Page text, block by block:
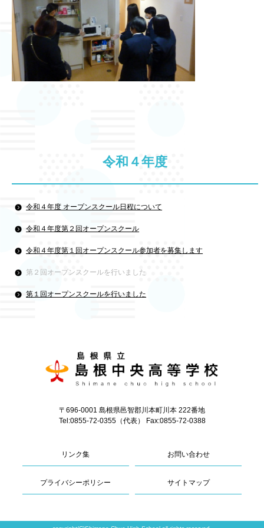
令和４年度
令和４年度 オープンスクール日程について
令和４年度第２回オープンスクール
令和４年度第１回オープンスクール参加者を募集します
第２回オープンスクールを行いました
第１回オープンスクールを行いました
〒696-0001 島根県邑智郡川本町川本 222番地
Tel:0855-72-0355（代表） Fax:0855-72-0388
リンク集 お問い合わせ
プライバシーポリシー サイトマップ